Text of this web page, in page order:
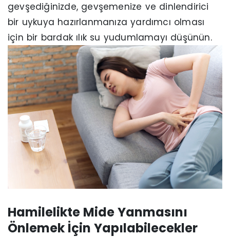
gevşediğinizde, gevşemenize ve dinlendirici
bir uykuya hazırlanmanıza yardımcı olması
için bir bardak ılık su yudumlamayı düşünün.
Hamilelikte Mide Yanmasını
Önlemek İçin Yapılabilecekler